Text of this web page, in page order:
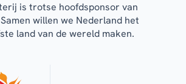
is trotse hoofdsponsor van
Samen willen we Nederland het
land van de wereld maken.